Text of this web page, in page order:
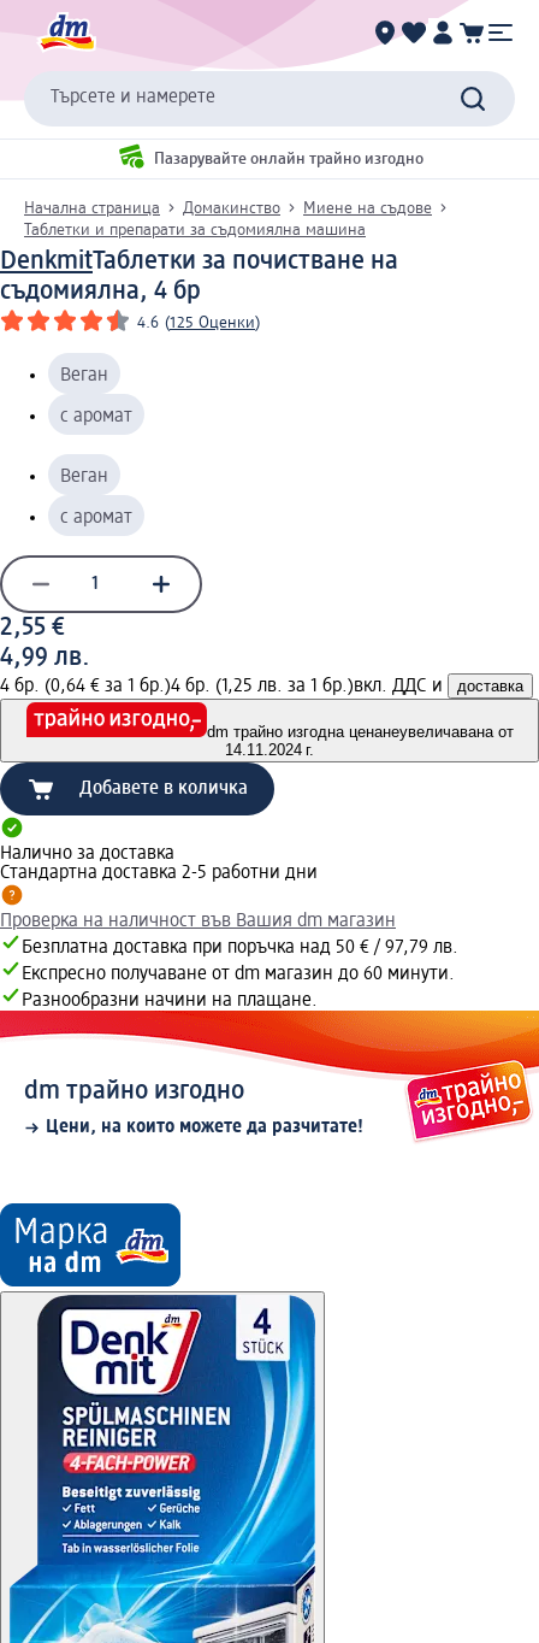
Търсете и намерете
Пазарувайте онлайн трайно изгодно
Начална страница Домакинство
Миене на съдове
Таблетки и препарати за съдомиялна машина
DenkmitТаблетки за почистване на
съдомиялна, 4 бр
4.6 (125 Оценки)
Веган
с аромат
Веган
с аромат
2,55 €
4,99 лв.
4 бр. (0,64 € за 1 бр.)4 бр. (1,25 лв. за 1 бр.)вкл. ДДС и доставка
dm трайно изгодна ценанеувеличавана от
14.11.2024 г.
Добавете в количка
Налично за доставка
Стандартна доставка 2-5 работни дни
Проверка на наличност във Вашия dm магазин
Безплатна доставка при поръчка над 50 € / 97,79 лв.
Експресно получаване от dm магазин до 60 минути.
Разнообразни начини на плащане.
dm трайно изгодно
Цени, на които можете да разчитате!